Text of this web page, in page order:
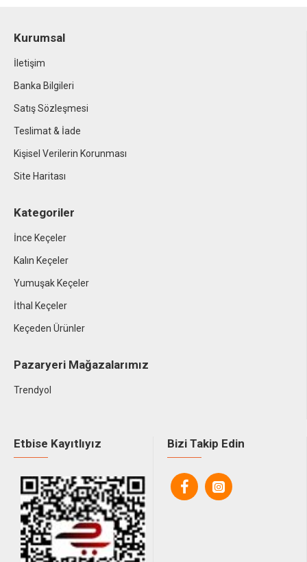
Kurumsal
İletişim
Banka Bilgileri
Satış Sözleşmesi
Teslimat & İade
Kişisel Verilerin Korunması
Site Haritası
Kategoriler
İnce Keçeler
Kalın Keçeler
Yumuşak Keçeler
İthal Keçeler
Keçeden Ürünler
Pazaryeri Mağazalarımız
Trendyol
Etbise Kayıtlıyız Bizi Takip Edin